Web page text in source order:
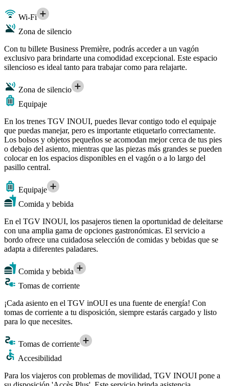
Wi-Fi
Zona de silencio
Con tu billete Business Première, podrás acceder a un vagón
exclusivo para brindarte una comodidad excepcional. Este espacio
silencioso es ideal tanto para trabajar como para relajarte.
Zona de silencio
Equipaje
En los trenes TGV INOUI, puedes llevar contigo todo el equipaje
que puedas manejar, pero es importante etiquetarlo correctamente.
Los bolsos y objetos pequeños se acomodan mejor cerca de tus pies
o debajo del asiento, mientras que las piezas más grandes se pueden
colocar en los espacios disponibles en el vagón o a lo largo del
pasillo central.
Equipaje
Comida y bebida
En el TGV INOUI, los pasajeros tienen la oportunidad de deleitarse
con una amplia gama de opciones gastronómicas. El servicio a
bordo ofrece una cuidadosa selección de comidas y bebidas que se
adapta a diferentes paladares.
Comida y bebida
Tomas de corriente
¡Cada asiento en el TGV inOUI es una fuente de energía! Con
tomas de corriente a tu disposición, siempre estarás cargado y listo
para lo que necesites.
Tomas de corriente
Accesibilidad
Para los viajeros con problemas de movilidad, TGV INOUI pone a